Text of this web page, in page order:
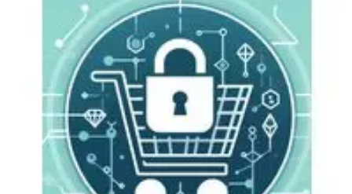
Zakupy Na Topie
Porady Zakupowe Porady zakupowePromocjeTrendy i
Zakupy Na Topie